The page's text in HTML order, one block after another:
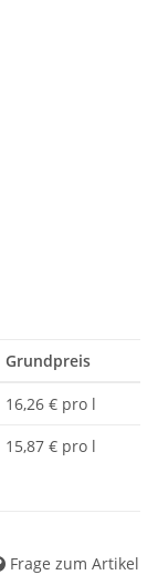
Grundpreis
16,26 € pro l
15,87 € pro l
Frage zum Artikel